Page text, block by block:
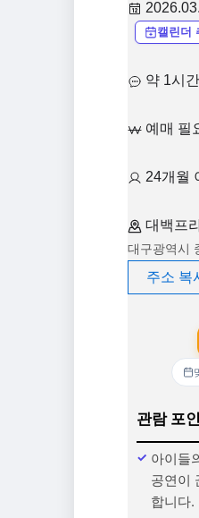
캘린더
약 1시
예매 필
24개월
대백프
대구광역시
주소 복
관람 포
아이들
공연이
합니다.